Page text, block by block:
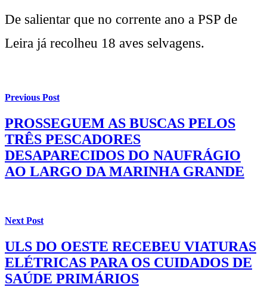
De salientar que no corrente ano a PSP de
Leira já recolheu 18 aves selvagens.
Previous Post
PROSSEGUEM AS BUSCAS PELOS
TRÊS PESCADORES
DESAPARECIDOS DO NAUFRÁGIO
AO LARGO DA MARINHA GRANDE
Next Post
ULS DO OESTE RECEBEU VIATURAS
ELÉTRICAS PARA OS CUIDADOS DE
SAÚDE PRIMÁRIOS